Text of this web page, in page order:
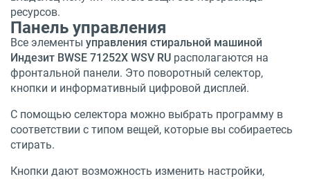
ресурсов.
Панель управления
Все элементы управления стиральной машиной
Индезит BWSE 71252X WSV RU располагаются на
фронтальной панели. Это поворотный селектор,
кнопки и информативный цифровой дисплей.
С помощью селектора можно выбрать программу в
соответствии с типом вещей, которые вы собираетесь
стирать.
Кнопки дают возможность изменить настройки,